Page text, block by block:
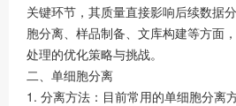
关键环节，其质量直接影响后续数据
胞分离、样品制备、文库构建等方面
处理的优化策略与挑战。
二、单细胞分离
1. 分离方法：目前常用的单细胞分离